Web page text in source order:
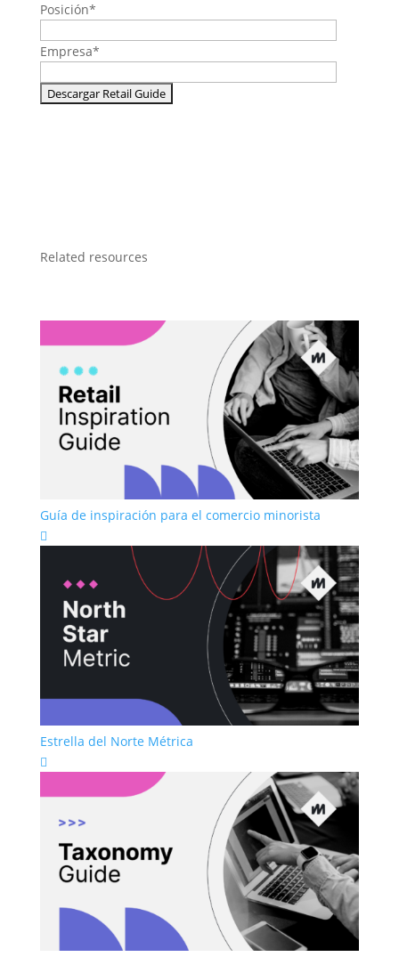
Posición*
Empresa*
Related resources
Guía de inspiración para el comercio minorista

Estrella del Norte Métrica
